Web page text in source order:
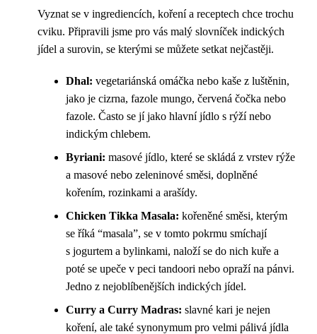
Vyznat se v ingrediencích, koření a receptech chce trochu
cviku. Připravili jsme pro vás malý slovníček indických
jídel a surovin, se kterými se můžete setkat nejčastěji.
Dhal: vegetariánská omáčka nebo kaše z luštěnin,
jako je cizrna, fazole mungo, červená čočka nebo
fazole. Často se jí jako hlavní jídlo s rýží nebo
indickým chlebem.
Byriani: masové jídlo, které se skládá z vrstev rýže
a masové nebo zeleninové směsi, doplněné
kořením, rozinkami a arašídy.
Chicken Tikka Masala: kořeněné směsi, kterým
se říká “masala”, se v tomto pokrmu smíchají
s jogurtem a bylinkami, naloží se do nich kuře a
poté se upeče v peci tandoori nebo opraží na pánvi.
Jedno z nejoblíbenějších indických jídel.
Curry a Curry Madras: slavné kari je nejen
koření, ale také synonymum pro velmi pálivá jídla